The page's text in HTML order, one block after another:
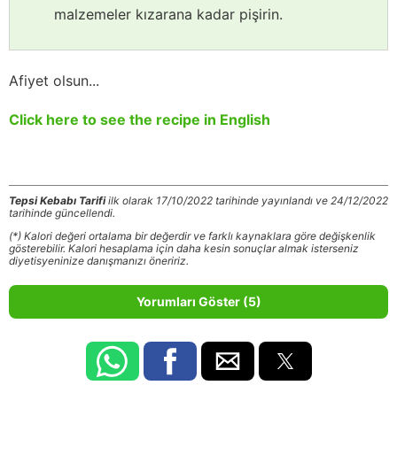
malzemeler kızarana kadar pişirin.
Afiyet olsun...
Click here to see the recipe in English
Tepsi Kebabı Tarifiilk olarak 17/10/2022 tarihinde yayınlandı ve 24/12/2022
tarihinde güncellendi.
(*) Kalori değeri ortalama bir değerdir ve farklı kaynaklara göre değişkenlik
gösterebilir. Kalori hesaplama için daha kesin sonuçlar almak isterseniz
diyetisyeninize danışmanızı öneririz.
Yorumları Göster (5)